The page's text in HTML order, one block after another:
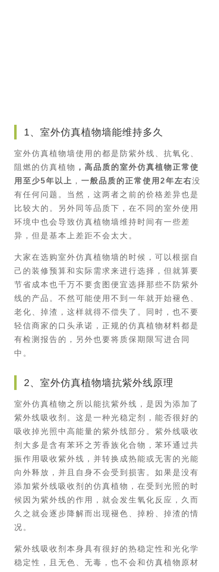
1、室外仿真植物墙能维持多久
室外仿真植物墙使用的都是防紫外线、抗氧化、
阻燃的仿真植物 ，高品质的室外仿真植物正常使
用至少5年以上 ，一般品质的正常使用2年左右没
有任何问题。当然，这两者之前的价格差异也是
比较大的。另外同等品质下，在不同的室外使用
环境中也会导致仿真植物墙维持时间有一些差
异，但是基本上差距不会太大。
大家在选购室外仿真植物墙的时候，可以根据自
己的装修预算和实际需求来进行选择，但就算要
节省成本也千万不要贪图便宜选择那些不防紫外
线的产品。不然可能使用不到一年就开始褪色、
老化、掉渣，这样就得不偿失了。同时，也不要
轻信商家的口头承诺，正规的仿真植物材料都是
有检测报告的，另外也要将质保期限写进合同
中。
2、室外仿真植物墙抗紫外线原理
室外仿真植物之所以能抗紫外线，是因为添加了
紫外线吸收剂。这是一种光稳定剂，能否很好的
吸收掉光照中高能量的紫外线部分。紫外线吸收
剂大多是含有苯环之芳香族化合物，苯环通过共
振作用吸收紫外线，并转换成热能或无害的光能
向外释放，并且自身不会受到损害。如果是没有
添加紫外线吸收剂的仿真植物，在受到光照的时
候因为紫外线的作用，就会发生氧化反应，久而
久之就会逐步降解而出现褪色、掉粉、掉渣的情
况。
紫外线吸收剂本身具有很好的热稳定性和光化学
稳定性，且无色、无毒，也不会和仿真植物原材